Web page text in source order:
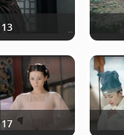
13
17